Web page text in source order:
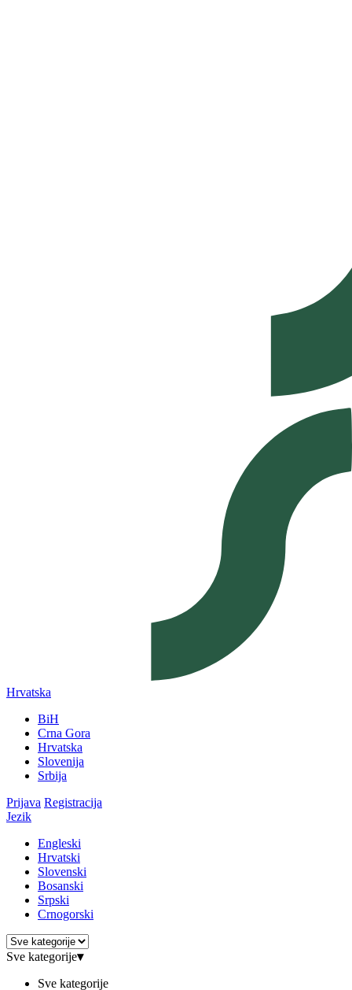
Hrvatska
BiH
Crna Gora
Hrvatska
Slovenija
Srbija
Prijava Registracija
Jezik
Engleski
Hrvatski
Slovenski
Bosanski
Srpski
Crnogorski
Sve kategorije▾
Sve kategorije